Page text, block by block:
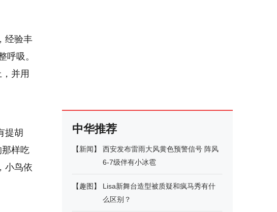
经验丰
呼吸。
并用
提胡
那样吃
小鸟依
中华推荐
【新闻】
西安发布雷雨大风黄色预警信号 阵风
6-7级伴有小冰雹
【趣图 】
Lisa新舞台造型被质疑和疯马秀有什
么区别？